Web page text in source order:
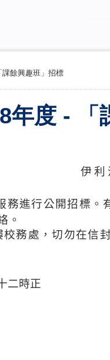
課餘興趣班」招標
年度 - 「
伊利
務進行公開招標。
。
校務處，切勿在信
二時正